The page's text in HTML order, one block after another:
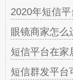
2020年短信
眼镜商家怎么
短信平台在家
短信群发平台